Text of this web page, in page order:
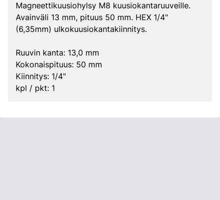
Magneettikuusiohylsy M8 kuusiokantaruuveille.
Avainväli 13 mm, pituus 50 mm. HEX 1/4"
(6,35mm) ulkokuusiokantakiinnitys.
Ruuvin kanta: 13,0 mm
Kokonaispituus: 50 mm
Kiinnitys: 1/4"
kpl / pkt: 1